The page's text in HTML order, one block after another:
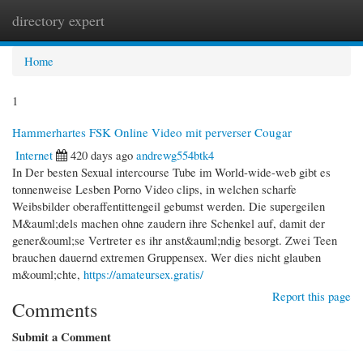
directory expert
Home
1
Hammerhartes FSK Online Video mit perverser Cougar
Internet
420 days ago andrewg554btk4
In Der besten Sexual intercourse Tube im World-wide-web gibt es
tonnenweise Lesben Porno Video clips, in welchen scharfe
Weibsbilder oberaffentittengeil gebumst werden. Die supergeilen
M&auml;dels machen ohne zaudern ihre Schenkel auf, damit der
gener&ouml;se Vertreter es ihr anst&auml;ndig besorgt. Zwei Teen
brauchen dauernd extremen Gruppensex. Wer dies nicht glauben
m&ouml;chte, https://amateursex.gratis/
Report this page
Comments
Submit a Comment